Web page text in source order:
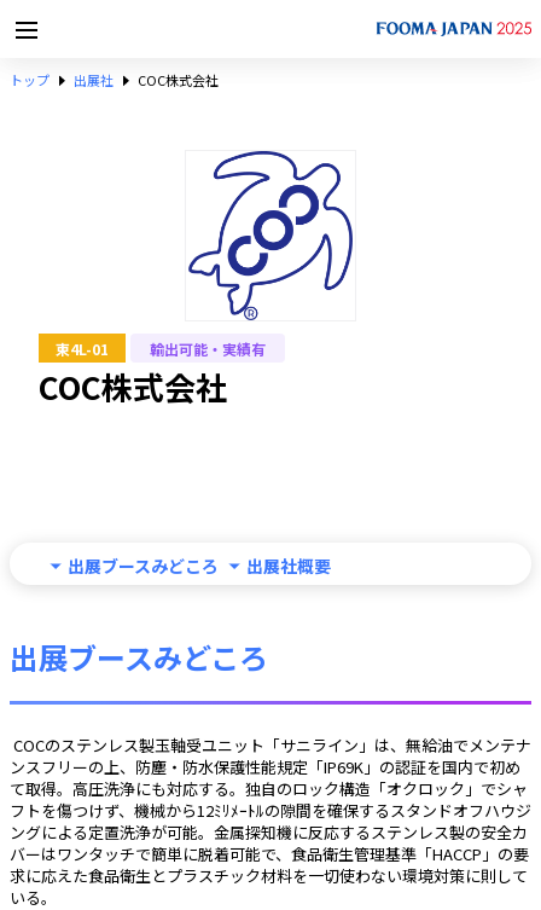
トップ 出展社 COC株式会社
東4L-01 輸出可能・実績有
COC株式会社
出展ブースみどころ 出展社概要
出展ブースみどころ
ンスフリーの上、防塵・防水保護性能規定「IP69K」の認証を国内で初め
て取得。高圧洗浄にも対応する。独自のロック構造「オクロック」でシャ
フトを傷つけず、機械から12ﾐﾘﾒｰﾄﾙの隙間を確保するスタンドオフハウジ
ングによる定置洗浄が可能。金属探知機に反応するステンレス製の安全カ
バーはワンタッチで簡単に脱着可能で、食品衛生管理基準「HACCP」の要
求に応えた食品衛生とプラスチック材料を一切使わない環境対策に則して
いる。